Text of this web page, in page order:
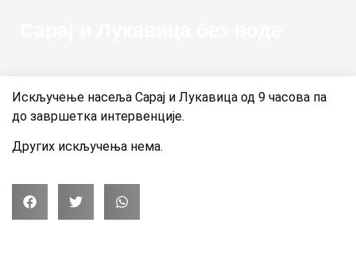
Искључење насеља Сарај и Лукавица од 9 часова па
до завршетка интервенције.
Других искључења нема.